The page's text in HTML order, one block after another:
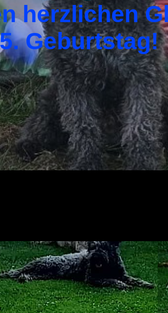
herzlichen
5. Geburtstag!